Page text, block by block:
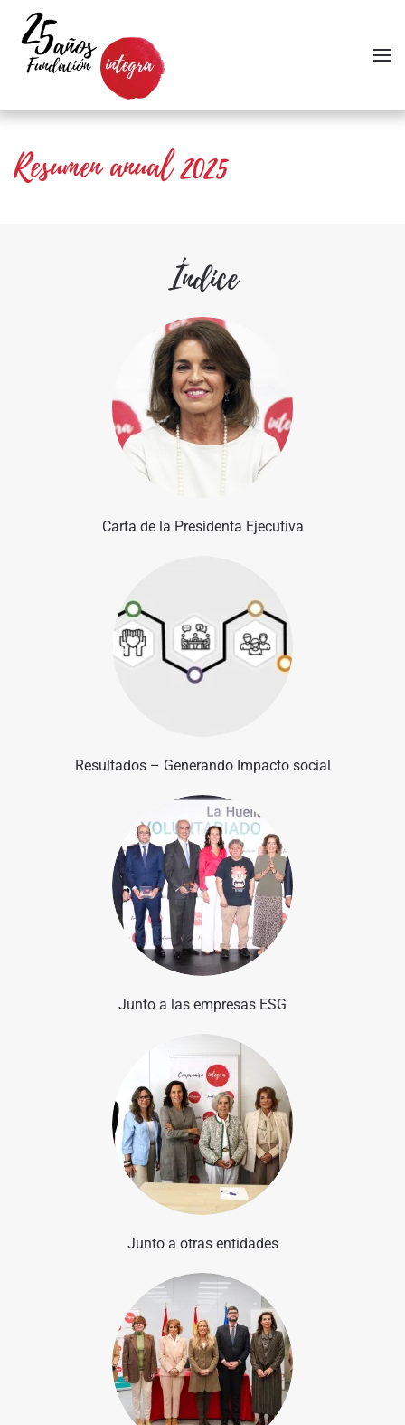
Skip to main content
Resumen anual 2025
Índice
Carta de la Presidenta Ejecutiva
Resultados – Generando Impacto social
Junto a las empresas ESG
Junto a otras entidades